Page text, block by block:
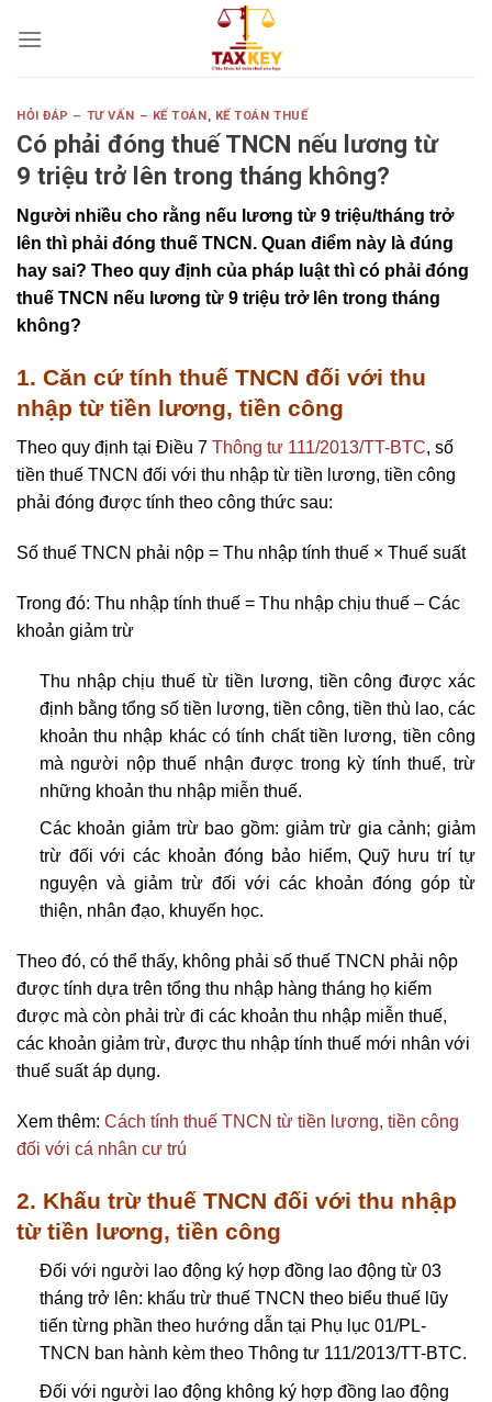
HỎI ĐÁP – TƯ VẤN – KẾ TOÁN, KẾ TOÁN THUẾ
Có phải đóng thuế TNCN nếu lương từ
9 triệu trở lên trong tháng không?
Người nhiều cho rằng nếu lương từ 9 triệu/tháng trở
lên thì phải đóng thuế TNCN. Quan điểm này là đúng
hay sai? Theo quy định của pháp luật thì có phải đóng
thuế TNCN nếu lương từ 9 triệu trở lên trong tháng
không?
1. Căn cứ tính thuế TNCN đối với thu
nhập từ tiền lương, tiền công
Theo quy định tại Điều 7 Thông tư 111/2013/TT-BTC, số
tiền thuế TNCN đối với thu nhập từ tiền lương, tiền công
phải đóng được tính theo công thức sau:
Số thuế TNCN phải nộp = Thu nhập tính thuế × Thuế suất
Trong đó: Thu nhập tính thuế = Thu nhập chịu thuế – Các
khoản giảm trừ
Thu nhập chịu thuế từ tiền lương, tiền công được xác
định bằng tổng số tiền lương, tiền công, tiền thù lao, các
khoản thu nhập khác có tính chất tiền lương, tiền công
mà người nộp thuế nhận được trong kỳ tính thuế, trừ
những khoản thu nhập miễn thuế.
Các khoản giảm trừ bao gồm: giảm trừ gia cảnh; giảm
trừ đối với các khoản đóng bảo hiểm, Quỹ hưu trí tự
nguyện và giảm trừ đối với các khoản đóng góp từ
thiện, nhân đạo, khuyến học.
Theo đó, có thể thấy, không phải số thuế TNCN phải nộp
được tính dựa trên tổng thu nhập hàng tháng họ kiếm
được mà còn phải trừ đi các khoản thu nhập miễn thuế,
các khoản giảm trừ, được thu nhập tính thuế mới nhân với
thuế suất áp dụng.
Xem thêm: Cách tính thuế TNCN từ tiền lương, tiền công
đối với cá nhân cư trú
2. Khấu trừ thuế TNCN đối với thu nhập
từ tiền lương, tiền công
Đối với người lao động ký hợp đồng lao động từ 03
tháng trở lên: khấu trừ thuế TNCN theo biểu thuế lũy
tiến từng phần theo hướng dẫn tại Phụ lục 01/PL-
TNCN ban hành kèm theo Thông tư 111/2013/TT-BTC.
Đối với người lao động không ký hợp đồng lao động